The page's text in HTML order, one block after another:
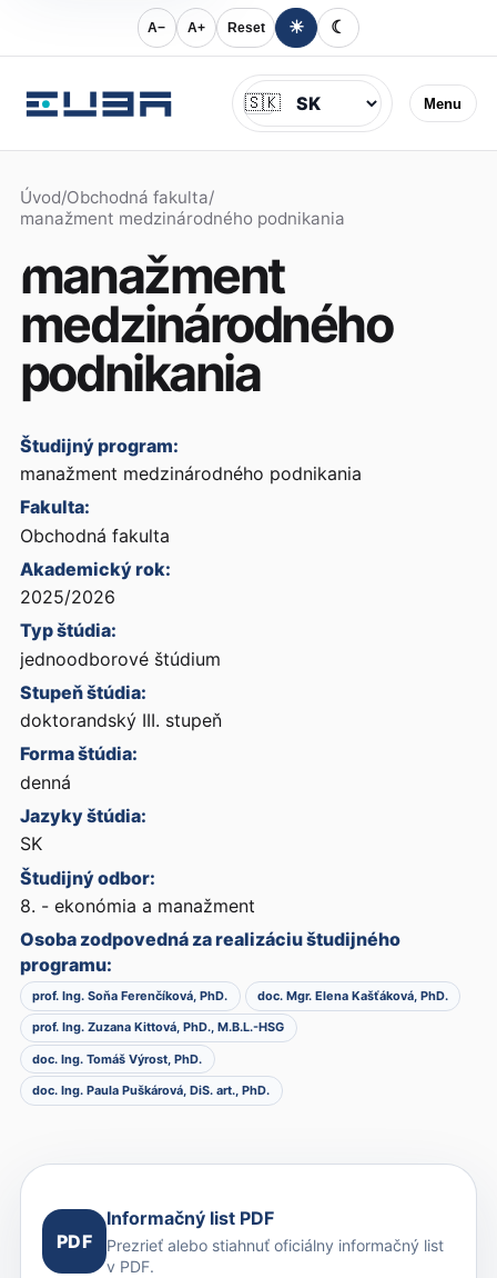
A− A+ Reset ☀ ☾
Menu
Jazyk
🇸🇰
Úvod/Obchodná fakulta/
manažment medzinárodného podnikania
manažment
medzinárodného
podnikania
Študijný program:
manažment medzinárodného podnikania
Fakulta:
Obchodná fakulta
Akademický rok:
2025/2026
Typ štúdia:
jednoodborové štúdium
Stupeň štúdia:
doktorandský III. stupeň
Forma štúdia:
denná
Jazyky štúdia:
SK
Študijný odbor:
8. - ekonómia a manažment
Osoba zodpovedná za realizáciu študijného
programu:
prof. Ing. Soňa Ferenčíková, PhD. doc. Mgr. Elena Kašťáková, PhD.
prof. Ing. Zuzana Kittová, PhD., M.B.L.-HSG
doc. Ing. Tomáš Výrost, PhD.
doc. Ing. Paula Puškárová, DiS. art., PhD.
PDF
Informačný list PDF
Prezrieť alebo stiahnuť oficiálny informačný list
v PDF.